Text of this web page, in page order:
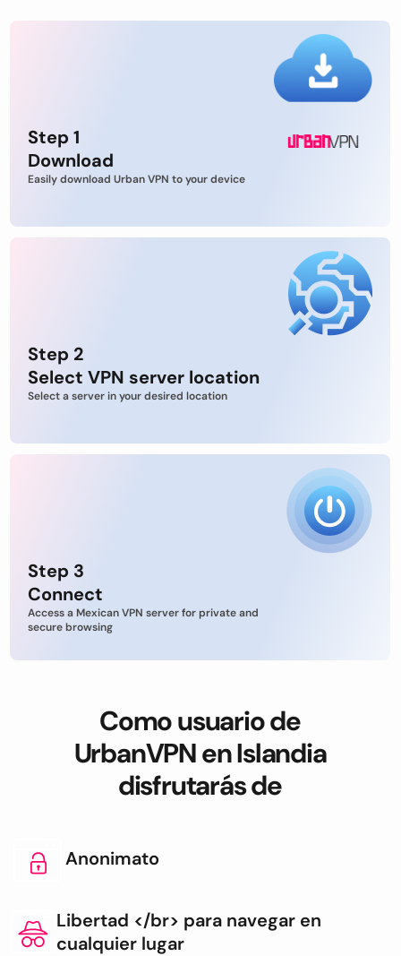
Step 1
Download
Easily download Urban VPN to your device
Step 2
Select VPN server location
Select a server in your desired location
Step 3
Connect
Access a Mexican VPN server for private and
secure browsing
Como usuario de
UrbanVPN en Islandia
disfrutarás de
Anonimato
Libertad </br> para navegar en
cualquier lugar